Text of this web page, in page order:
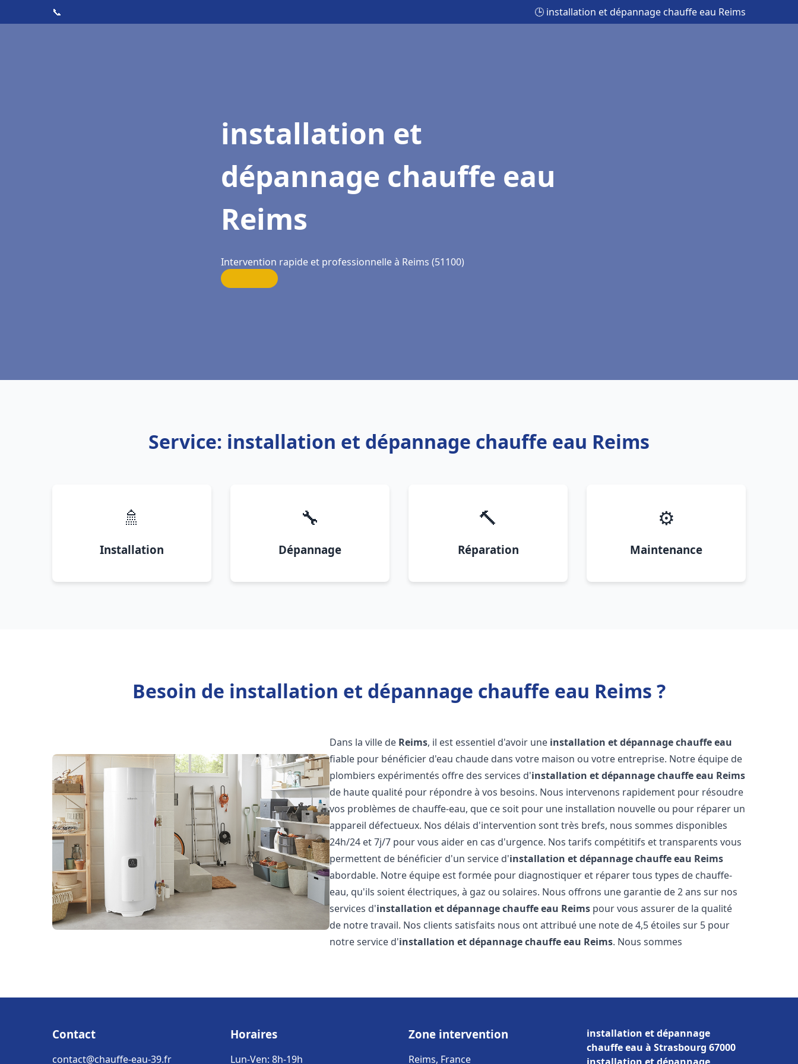
📞 🕒 installation et dépannage chauffe eau Reims
installation et
dépannage chauffe eau
Reims
Intervention rapide et professionnelle à Reims (51100)
Service: installation et dépannage chauffe eau Reims
🚿
Installation
🔧
Dépannage
🔨
Réparation
⚙️
Maintenance
Besoin de installation et dépannage chauffe eau Reims ?
Dans la ville de Reims, il est essentiel d'avoir une installation et dépannage chauffe eau
fiable pour bénéficier d'eau chaude dans votre maison ou votre entreprise. Notre équipe de
plombiers expérimentés offre des services d'installation et dépannage chauffe eau Reims
de haute qualité pour répondre à vos besoins. Nous intervenons rapidement pour résoudre
vos problèmes de chauffe-eau, que ce soit pour une installation nouvelle ou pour réparer un
appareil défectueux. Nos délais d'intervention sont très brefs, nous sommes disponibles
24h/24 et 7j/7 pour vous aider en cas d'urgence. Nos tarifs compétitifs et transparents vous
permettent de bénéficier d'un service d'installation et dépannage chauffe eau Reims
abordable. Notre équipe est formée pour diagnostiquer et réparer tous types de chauffe-
eau, qu'ils soient électriques, à gaz ou solaires. Nous offrons une garantie de 2 ans sur nos
services d'installation et dépannage chauffe eau Reims pour vous assurer de la qualité
de notre travail. Nos clients satisfaits nous ont attribué une note de 4,5 étoiles sur 5 pour
notre service d'installation et dépannage chauffe eau Reims. Nous sommes
Contact
contact@chauffe-eau-39.fr
Horaires
Lun-Ven: 8h-19h
Zone intervention
Reims, France
installation et dépannage
chauffe eau à Strasbourg 67000